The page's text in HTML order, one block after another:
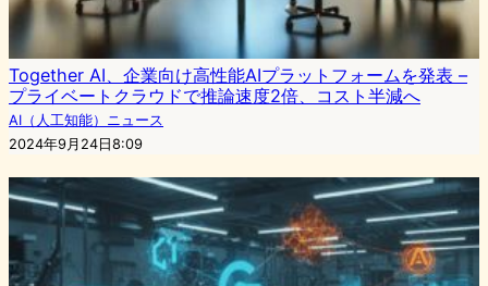
Together AI、企業向け高性能AIプラットフォームを発表 –
プライベートクラウドで推論速度2倍、コスト半減へ
AI（人工知能）ニュース
2024年9月24日8:09